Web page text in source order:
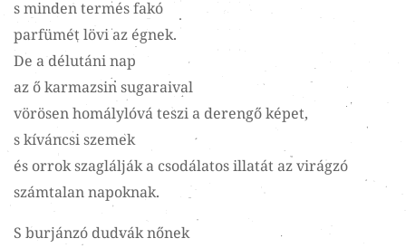
s minden termés fakó
parfümét lövi az égnek.
De a délutáni nap
az ő karmazsin sugaraival
vörösen homálylóvá teszi a derengő képet,
s kíváncsi szemek
és orrok szaglálják a csodálatos illatát az virágzó
számtalan napoknak.
S burjánzó dudvák nőnek